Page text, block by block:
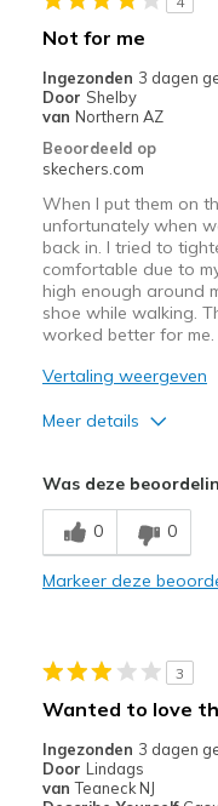
Not for me
Ingezonden 3 dagen
Door Shelby
van Northern AZ
Beoordeeld op
skechers.com
When I put them on
unfortunately when
back in. I tried to
comfortable due to
high enough around
shoe while walking.
worked better for me.
Vertaling weergeven
Meer details
Sizing
View On Shoes
Was deze
0 0
Markeer deze
3
Wanted to love
Ingezonden 3 dagen
Door Lindags
van Teaneck NJ